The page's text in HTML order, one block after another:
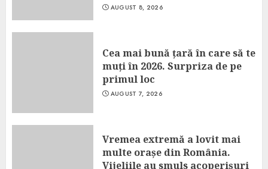
AUGUST 8, 2026
Cea mai bună țară în care să te
muți în 2026. Surpriza de pe
primul loc
AUGUST 7, 2026
Vremea extremă a lovit mai
multe orașe din România.
Vijeliile au smuls acoperișuri